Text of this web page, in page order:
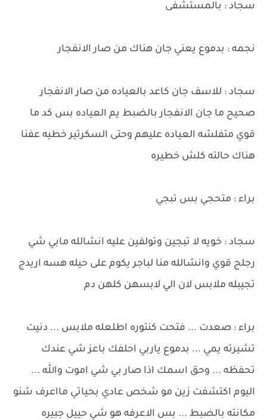
سجاد : بالمستشفى
نجمه : بدموع يعني جان هناك من صار الانفجار
سجاد : للاسف جان كاعد بالعياده من صار الانفجار
صحيح ما جان الانفجار بالضبط يم العياده بس كد ما
قوي متفلشه العياده عليهم وحتى السكرتير خطيه عفنا
هناك حالته كلش خطيره
براء : متحجي بس تبجي
سجاد : خويه لا تبجين وتولفين عليه انشالله مابي شي
رجلج قوي وانشالله منا لباجر يكوم على حيله هسه اريدج
تجيبله ملابس لان الي لابسهن كلهن دم
براء : صعدت ... فتحت كنتوره اطلعله ملابس ... دنيت
تشيرته يمي ... بدموع ياربي احلفك باعز شي عندك
تحفظه ... وحق اسمك اذا صار بي شي اموت والله ...
اليوم اكتشفت زين مو شخص عادي بحياتي مااعرف شنو
مكانته بالضبط ... بس الاعرفه هو شي حييل جبيره